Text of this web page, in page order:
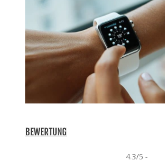
BEWERTUNG
4.3/5 -